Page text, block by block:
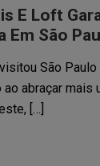
E Loft
Em São
São Paulo
abraçar mais
[…]